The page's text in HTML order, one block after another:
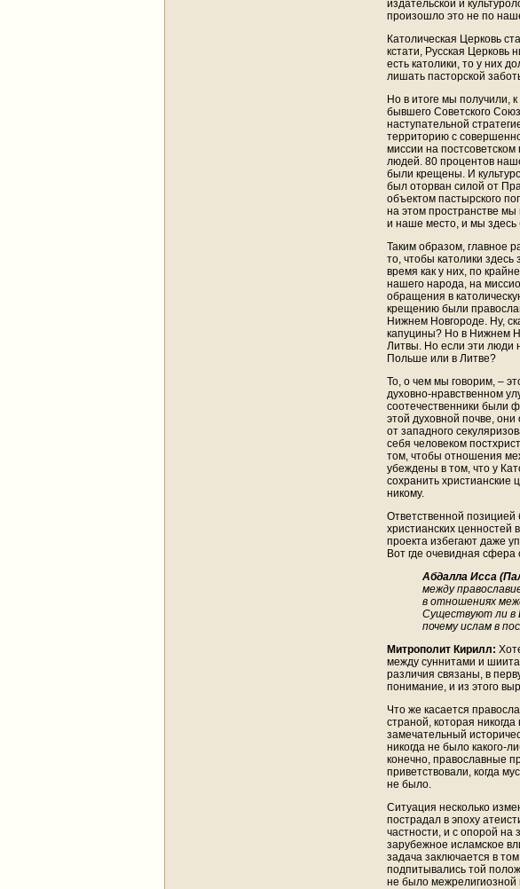
издательской и
произошло это не по
Католическая Церковь
кстати, Русская Церковь
есть католики, то у них
лишать пасторской
Но в итоге мы получили,
бывшего Советского
наступательной
территорию с
миссии на
людей. 80 процентов
были крещены. И
был оторван силой от
объектом пастырского
на этом пространстве
и наше место, и мы здесь
Таким образом, главное
то, чтобы католики
время как у них, по
нашего народа, на
обращения в
крещению были
Нижнем Новгороде. Ну,
капуцины? Но в Нижнем
Литвы. Но если эти люди
Польше или в Литве?
То, о чем мы говорим, –
духовно-нравственном
соотечественники были
этой духовной почве,
от западного
себя человеком
том, чтобы отношения
убеждены в том, что у
сохранить христианские
никому.
Ответственной
христианских ценностей
проекта избегают даже
Вот где очевидная сфера
Абдалла Исса
между
в отношениях
Существуют ли в
почему ислам в
Митрополит Кирилл:
между суннитами и
различия связаны, в
понимание, и из этого
Что же касается
страной, которая
замечательный
никогда не было какого-
конечно, православные
приветствовали, когда
не было.
Ситуация несколько
пострадал в эпоху
частности, и с опорой
зарубежное исламское
задача заключается в
подпитывались той
не было межрелигиозной